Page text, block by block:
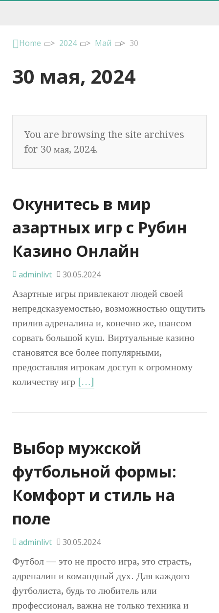
Home > 2024 > Май > 30
30 мая, 2024
You are browsing the site archives
for 30 мая, 2024.
Окунитесь в мир
азартных игр с Рубин
Казино Онлайн
adminlivt 30.05.2024
Азартные игры привлекают людей своей
непредсказуемостью, возможностью ощутить
прилив адреналина и, конечно же, шансом
сорвать большой куш. Виртуальные казино
становятся все более популярными,
предоставляя игрокам доступ к огромному
количеству игр […]
Выбор мужской
футбольной формы:
Комфорт и стиль на
поле
adminlivt 30.05.2024
Футбол — это не просто игра, это страсть,
адреналин и командный дух. Для каждого
футболиста, будь то любитель или
профессионал, важна не только техника и